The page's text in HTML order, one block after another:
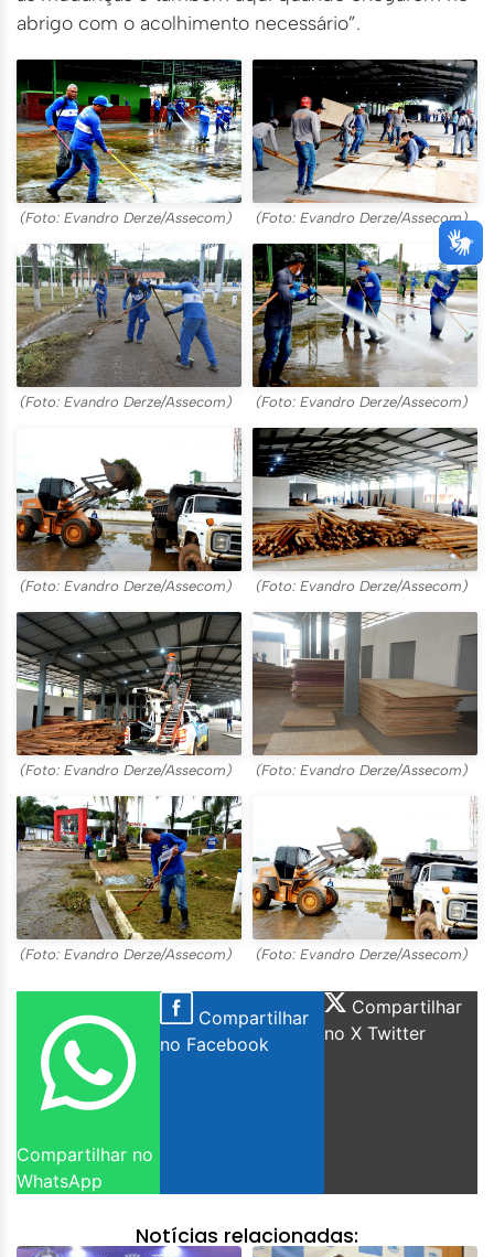
abrigo com o acolhimento necessário”.
(Foto: Evandro Derze/Assecom) (Foto: Evandro Derze/Assecom)
(Foto: Evandro Derze/Assecom) (Foto: Evandro Derze/Assecom)
(Foto: Evandro Derze/Assecom) (Foto: Evandro Derze/Assecom)
(Foto: Evandro Derze/Assecom) (Foto: Evandro Derze/Assecom)
(Foto: Evandro Derze/Assecom) (Foto: Evandro Derze/Assecom)
Compartilhar no
WhatsApp
Compartilhar
no Facebook
Compartilhar
no X Twitter
Notícias relacionadas: